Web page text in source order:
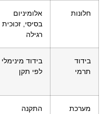
חלונות
אלומיניום
בסיסי, זכוכית
רגילה
בידוד
תרמי
בידוד מינימלי
לפי תקן
מערכת
התקנה